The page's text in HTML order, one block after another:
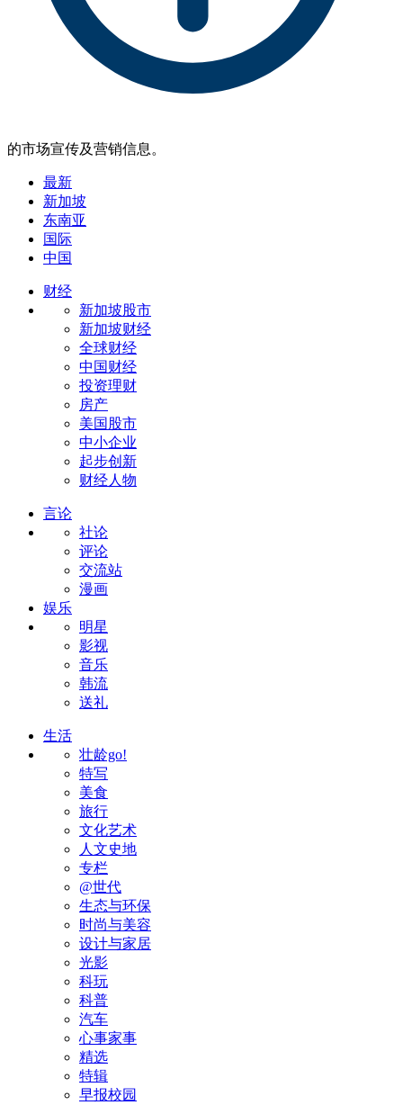
的市场宣传及营销信息。
最新
新加坡
东南亚
国际
中国
财经
新加坡股市
新加坡财经
全球财经
中国财经
投资理财
房产
美国股市
中小企业
起步创新
财经人物
言论
社论
评论
交流站
漫画
娱乐
明星
影视
音乐
韩流
送礼
生活
壮龄go!
特写
美食
旅行
文化艺术
人文史地
专栏
@世代
生态与环保
时尚与美容
设计与家居
光影
科玩
科普
汽车
心事家事
精选
特辑
早报校园